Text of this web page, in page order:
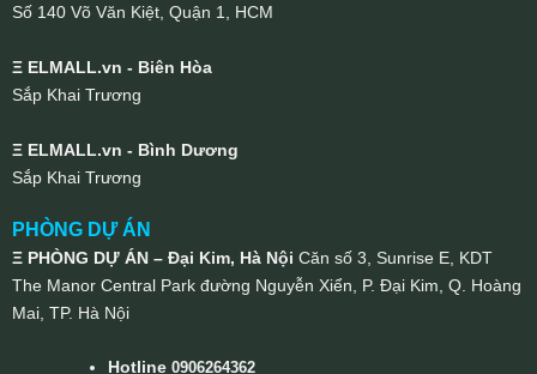
Số 140 Võ Văn Kiệt, Quận 1, HCM
Ξ ELMALL.vn - Biên Hòa
Sắp Khai Trương
Ξ ELMALL.vn - Bình Dương
Sắp Khai Trương
PHÒNG DỰ ÁN
Ξ PHÒNG DỰ ÁN – Đại Kim, Hà Nội Căn số 3, Sunrise E, KDT
The Manor Central Park đường Nguyễn Xiển, P. Đại Kim, Q. Hoàng
Mai, TP. Hà Nội
Hotline0906264362